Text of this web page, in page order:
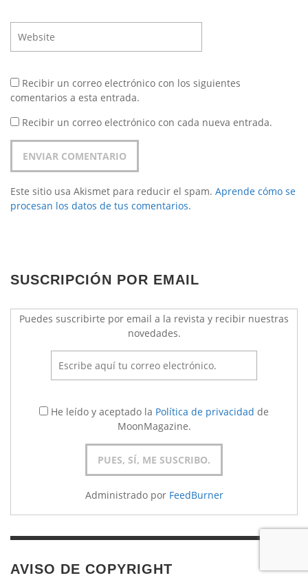
Recibir un correo electrónico con los siguientes
comentarios a esta entrada.
Recibir un correo electrónico con cada nueva entrada.
Este sitio usa Akismet para reducir el spam. Aprende cómo se
procesan los datos de tus comentarios.
SUSCRIPCIÓN POR EMAIL
Puedes suscribirte por email a la revista y recibir nuestras
novedades.
He leído y aceptado la Política de privacidad de
MoonMagazine.
Administrado por FeedBurner
AVISO DE COPYRIGHT